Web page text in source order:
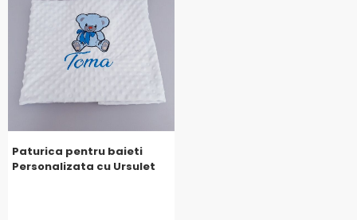
Paturica pentru baieti
Personalizata cu Ursulet